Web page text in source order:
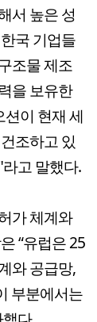
서 높은 성
국 기업들
조물 제조
을 보유한
션이 현재 세
조하고 있
고 말했다.
가 체계와
“유럽은 25
와 공급망,
부분에서는